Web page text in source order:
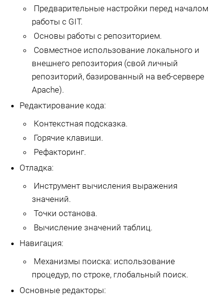
Предварительные настройки перед началом
работы с GIT.
Основы работы с репозиторием.
Совместное использование локального и
внешнего репозитория (свой личный
репозиторий, базированный на веб-сервере
Apache).
Редактирование кода:
Контекстная подсказка.
Горячие клавиши.
Рефакторинг.
Отладка:
Инструмент вычисления выражения
значений.
Точки останова.
Вычисление значений таблиц.
Навигация:
Механизмы поиска: использование
процедур, по строке, глобальный поиск.
Основные редакторы: